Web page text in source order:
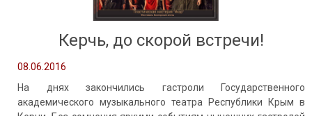
Керчь, до скорой встречи!
08.06.2016
На днях закончились гастроли Государственного
академического музыкального театра Республики Крым в